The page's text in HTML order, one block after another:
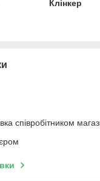
Клінкер
співробітником